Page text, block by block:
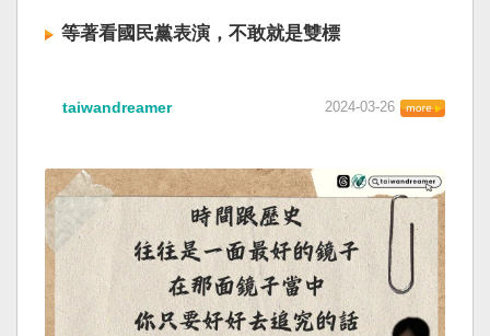
等著看國民黨表演，不敢就是雙標
taiwandreamer 2024-03-26